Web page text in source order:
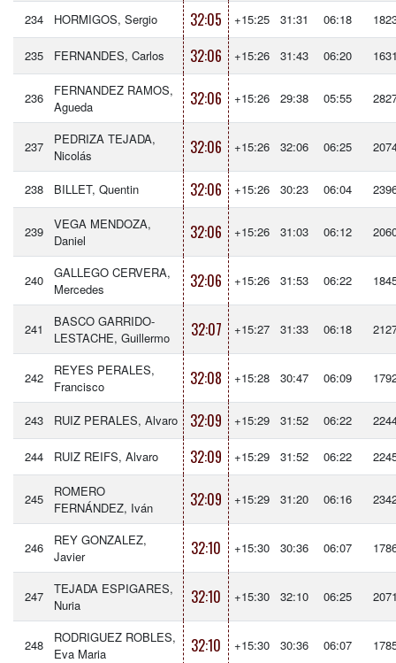
234 HORMIGOS, Sergio 32:05 +15:25 31:31 06:18
235 FERNANDES, Carlos 32:06 +15:26 31:43 06:20
236
FERNANDEZ RAMOS,
Agueda
32:06 +15:26 29:38 05:55
237
PEDRIZA TEJADA,
Nicolás
32:06 +15:26 32:06 06:25
238 BILLET, Quentin 32:06 +15:26 30:23 06:04
239
VEGA MENDOZA,
Daniel
32:06 +15:26 31:03 06:12
240
GALLEGO CERVERA,
Mercedes
32:06 +15:26 31:53 06:22
241
BASCO GARRIDO-
LESTACHE, Guillermo
32:07 +15:27 31:33 06:18
242
REYES PERALES,
Francisco
32:08 +15:28 30:47 06:09
243 RUIZ PERALES, Alvaro 32:09 +15:29 31:52 06:22
244 RUIZ REIFS, Alvaro 32:09 +15:29 31:52 06:22
245
ROMERO
FERNÁNDEZ, Iván
32:09 +15:29 31:20 06:16
246
REY GONZALEZ,
Javier
32:10 +15:30 30:36 06:07
247
TEJADA ESPIGARES,
Nuria
32:10 +15:30 32:10 06:25
248
RODRIGUEZ ROBLES,
Eva Maria
32:10 +15:30 30:36 06:07